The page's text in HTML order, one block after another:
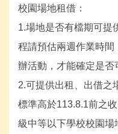
校園場地租借：
1.場地是否有檔期可提
程請預估兩週作業時間
辦活動，才能確定是否
2.可提供出租、出借之
標準高於113.8.1前之
級中等以下學校校園場